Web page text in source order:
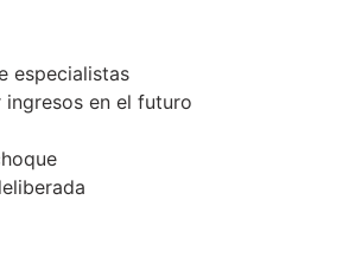
especialistas
en el futuro